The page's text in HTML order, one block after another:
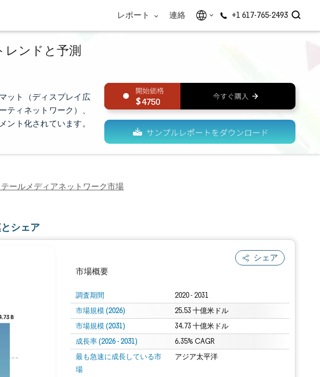
レポート 連絡 +1 617-765-2493
レンドと予測
ット（ディスプレイ広
ィネットワーク）、
ト化されています。
4750
テールメディアネットワーク市場
シェア
シェア
市場概要
調査期間 2020 - 2031
市場規模 (2026) 25.53 十億米ドル
市場規模 (2031) 34.73 十億米ドル
成長率 (2026 - 2031) 6.35% CAGR
最も急速に成長している市
場
アジア太平洋
。再利用にはCC BY 4.0の表示が必要です。